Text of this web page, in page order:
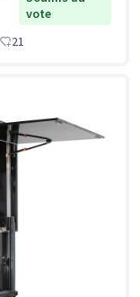
vote
21